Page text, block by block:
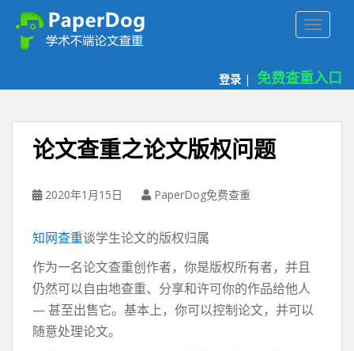
登录 | 免费查重入口
论文查重之论文版权问题
2020年1月15日 PaperDog免费查重
知网查重谈学生论文的版权归属
作为一名论文查重创作者，你是版权所有者，并且
仍然可以自由地查重、分享和许可你的作品给他人
— 甚至出售它。基本上，你可以控制论文，并可以
随意处理论文。